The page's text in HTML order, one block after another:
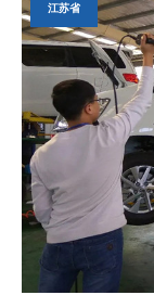
江苏省